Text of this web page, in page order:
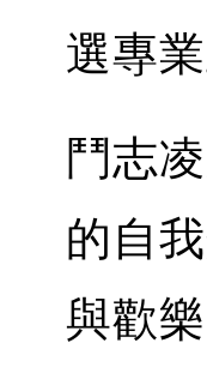
選專
鬥志
的自
與歡